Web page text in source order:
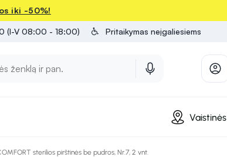
iki -50%!
(I-V 08:00 - 18:00) Pritaikymas neįgaliesiems
Vaistinės
sterilios pirštinės be pudros, Nr.7, 2 vnt.